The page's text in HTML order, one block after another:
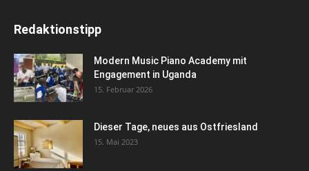
Redaktionstipp
Modern Music Piano Academy mit
Engagement in Uganda
15. Februar 2026
Dieser Tage, neues aus Ostfriesland
15. Mai 2023